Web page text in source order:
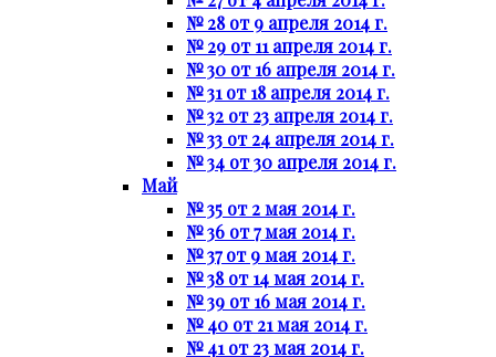
№ 28 от 9 апреля 2014 г.
№ 29 от 11 апреля 2014 г.
№ 30 от 16 апреля 2014 г.
№ 31 от 18 апреля 2014 г.
№ 32 от 23 апреля 2014 г.
№ 33 от 24 апреля 2014 г.
№ 34 от 30 апреля 2014 г.
Май
№ 35 от 2 мая 2014 г.
№ 36 от 7 мая 2014 г.
№ 37 от 9 мая 2014 г.
№ 38 от 14 мая 2014 г.
№ 39 от 16 мая 2014 г.
№ 40 от 21 мая 2014 г.
№ 41 от 23 мая 2014 г.